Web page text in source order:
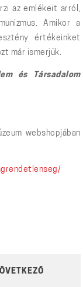
az emlékeit arról,
Amikor a
értékeinket
már ismerjük.
és Társadalom
webshopjában